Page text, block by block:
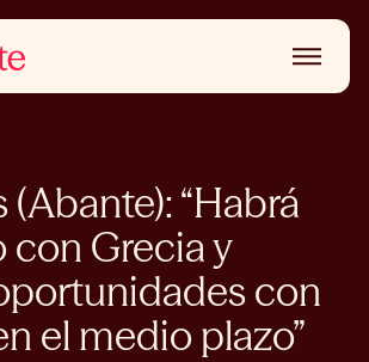
(Abante): “Habrá
con Grecia y
con
el medio plazo”